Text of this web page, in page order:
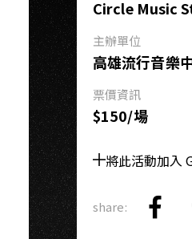
Circle Music
主辦單位
高雄流行音樂
票價資訊
$150/場
將此活動加入
share:
Copy